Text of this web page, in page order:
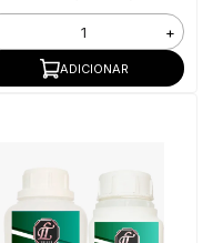
+
ADICIONAR